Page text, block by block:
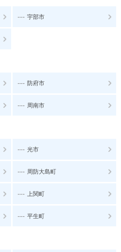
--- 宇部市
--- 防府市
--- 周南市
--- 光市
--- 周防大島町
--- 上関町
--- 平生町